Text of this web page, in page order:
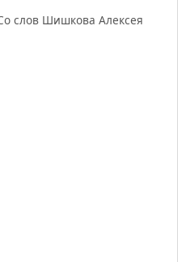
слов Шишкова Алексея